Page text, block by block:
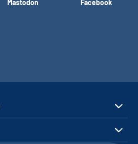
Mastodon Facebook